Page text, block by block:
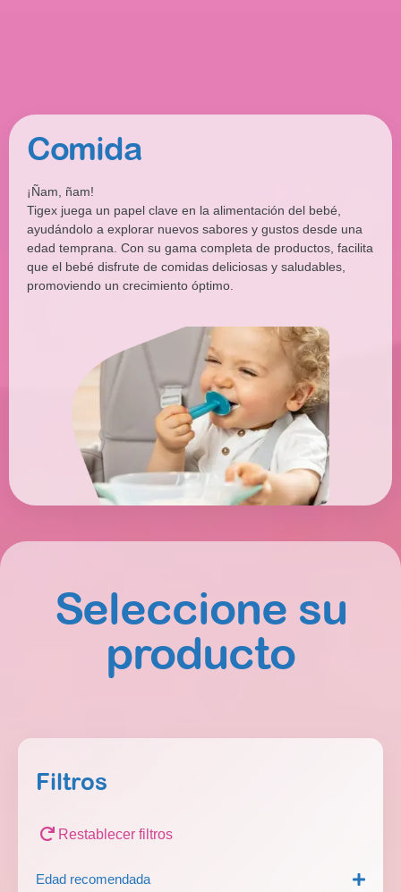
Comida
¡Ñam, ñam!
Tigex juega un papel clave en la alimentación del bebé,
ayudándolo a explorar nuevos sabores y gustos desde una
edad temprana. Con su gama completa de productos, facilita
que el bebé disfrute de comidas deliciosas y saludables,
promoviendo un crecimiento óptimo.
Seleccione su
producto
Filtros
Restablecer filtros
Edad recomendada